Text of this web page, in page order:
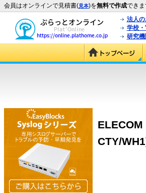
会員はオンラインで見積書(見本)を無料で作成でき
法人
学校
研究
CTY/